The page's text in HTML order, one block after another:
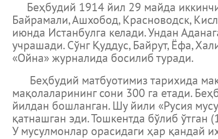
Беҳбудий 1914 йил 29 майда
Байрамали, Ашхобод, Красноводск,
июнда Истанбулга келади. Ундан
учрашади. Сўнг Қуддус, Байрут, Ёфа,
«Ойна» журналида босилиб туради.
Беҳбудий матбуотимиз тарихида
мақолаларининг сони 300 га етади.
йилдан бошланган. Шу йили «Русия
қатнашган эди. Тошкентда бўлиб ўтган
У мусулмонлар орасидаги ҳар қандай